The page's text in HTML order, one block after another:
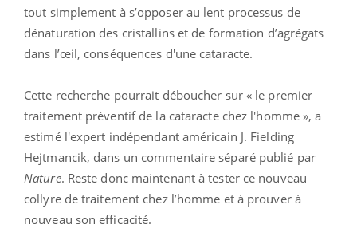
tout simplement à s’opposer au lent processus de
dénaturation des cristallins et de formation d’agrégats
dans l’œil, conséquences d'une cataracte.
Cette recherche pourrait déboucher sur « le premier
traitement préventif de la cataracte chez l'homme », a
estimé l'expert indépendant américain J. Fielding
Hejtmancik, dans un commentaire séparé publié par
Nature. Reste donc maintenant à tester ce nouveau
collyre de traitement chez l’homme et à prouver à
nouveau son efficacité.